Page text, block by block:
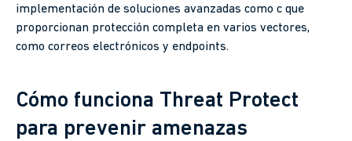
implementación de soluciones avanzadas como c que
proporcionan protección completa en varios vectores,
como correos electrónicos y endpoints.
Cómo funciona Threat Protect
para prevenir amenazas